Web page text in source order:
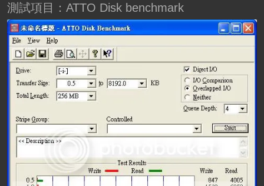
測試項目：ATTO Disk benchmark